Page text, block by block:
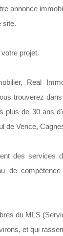
annonce
site.
projet.
Real
trouverez
plus de 30 ans
de Vence,
des services
de
du MLS
et qui